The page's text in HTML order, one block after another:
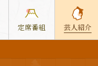
定席番組 芸人紹介